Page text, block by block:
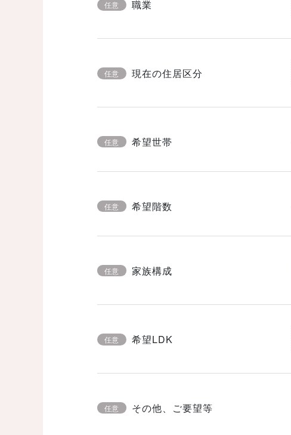
任意 職業
任意 現在の住居区分
任意 希望世帯
任意 希望階数
任意 家族構成
任意 希望LDK
任意 その他、ご要望等